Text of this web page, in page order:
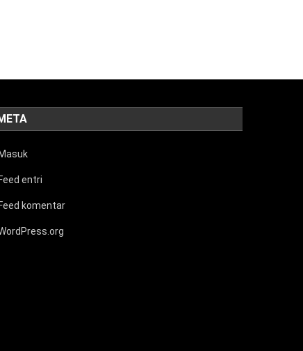
Masuk
Feed entri
Feed komentar